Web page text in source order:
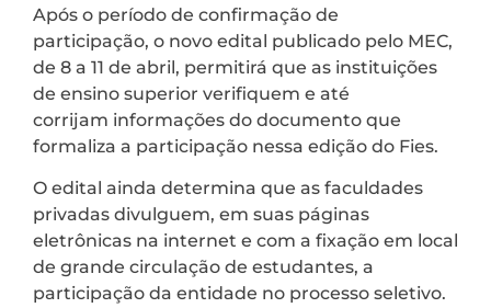
Após o período de confirmação de
participação, o novo edital publicado pelo MEC,
de 8 a 11 de abril, permitirá que as instituições
de ensino superior verifiquem e até
corrijam informações do documento que
formaliza a participação nessa edição do Fies.
O edital ainda determina que as faculdades
privadas divulguem, em suas páginas
eletrônicas na internet e com a fixação em local
de grande circulação de estudantes, a
participação da entidade no processo seletivo.